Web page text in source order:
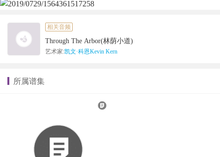
相关音频
Through The Arbor(林荫小道)
艺术家:凯文·科恩Kevin Kern
所属谱集